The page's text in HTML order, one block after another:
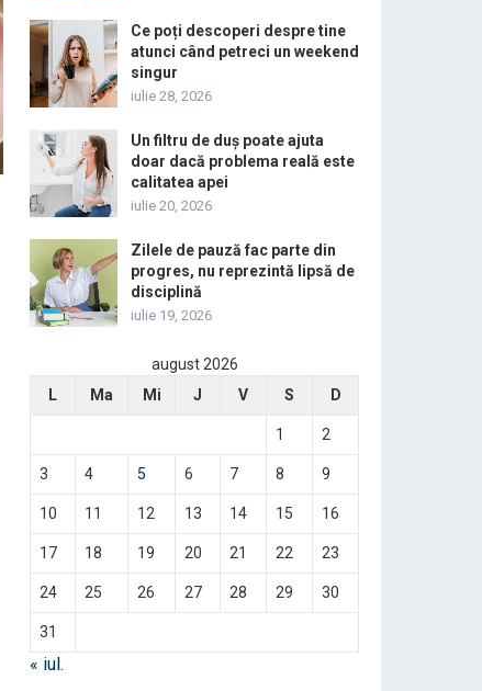
Ce poți descoperi despre tine
atunci când petreci un weekend
singur
iulie 28, 2026
Un filtru de duș poate ajuta
doar dacă problema reală este
calitatea apei
iulie 20, 2026
Zilele de pauză fac parte din
progres, nu reprezintă lipsă de
disciplină
iulie 19, 2026
august 2026
L
Ma Mi J V S D
1 2
3 4 5 6 7 8 9
10 11 12 13 14 15 16
17 18 19 20 21 22 23
24 25 26 27 28 29 30
31
« iul.